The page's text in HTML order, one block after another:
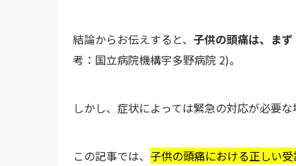
結論からお伝えすると、 子供の頭痛は、ま
考：国立病院機構宇多野病院 2)。
しかし、症状によっては緊急の対応が必要
この記事では、 子供の頭痛における正しい